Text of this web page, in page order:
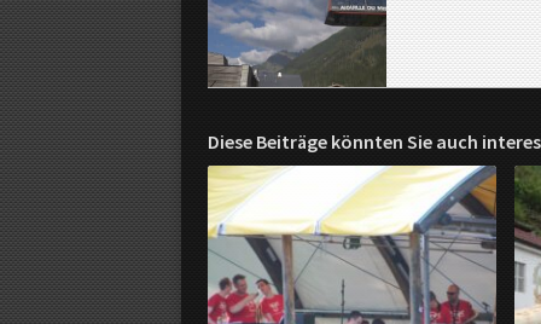
Diese Beiträge könnten Sie auch